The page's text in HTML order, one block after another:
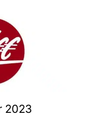
2023